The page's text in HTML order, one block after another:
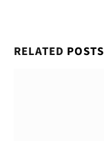
RELATED POSTS